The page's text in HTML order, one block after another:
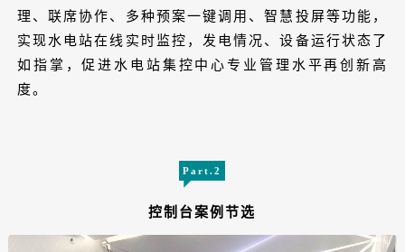
理、联席协作、多种预案一键调用、智慧投屏等功能，
实现水电站在线实时监控，发电情况、设备运行状态了
如指掌，促进水电站集控中心专业管理水平再创新高
度。
Part.2
控制台案例节选